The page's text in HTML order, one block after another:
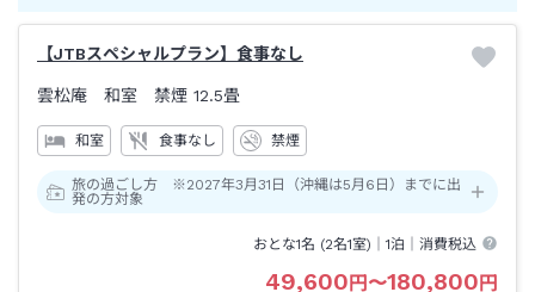
【JTBスペシャルプラン】食事なし
雲松庵 和室 禁煙 12.5畳
和室 食事なし 禁煙
旅の過ごし方 ※2027年3月31日（沖縄は5月6日）までに出
発の方対象
おとな1名 (2名1室)｜1泊 ｜消費税込
49,600 円 〜180,800 円